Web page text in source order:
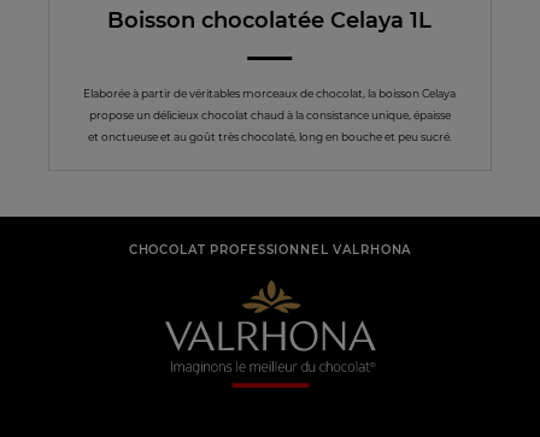
Boisson chocolatée Celaya 1L
Elaborée à partir de véritables morceaux de chocolat, la boisson Celaya
propose un délicieux chocolat chaud à la consistance unique, épaisse
et onctueuse et au goût très chocolaté, long en bouche et peu sucré.
CHOCOLAT PROFESSIONNEL VALRHONA